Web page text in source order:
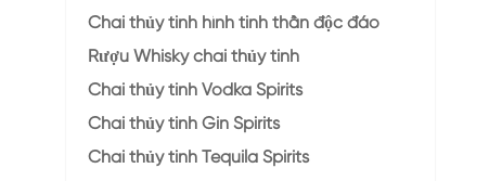
Chai thủy tinh hình tinh thần độc đáo
Rượu Whisky chai thủy tinh
Chai thủy tinh Vodka Spirits
Chai thủy tinh Gin Spirits
Chai thủy tinh Tequila Spirits